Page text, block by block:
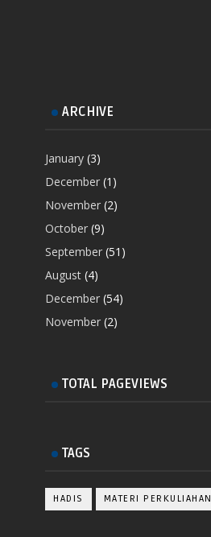
ARCHIVE
January (3)
December (1)
November (2)
October (9)
September (51)
August (4)
December (54)
November (2)
TOTAL PAGEVIEWS
TAGS
HADIS MATERI PERKULIAHAN